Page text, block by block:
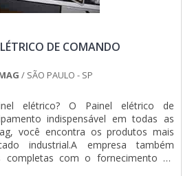
DE COMANDO
/ SÃO PAULO - SP
elétrico? O Painel elétrico de
indispensável em todas as
você encontra os produtos mais
industrial.A empresa também
completas com o fornecimento de